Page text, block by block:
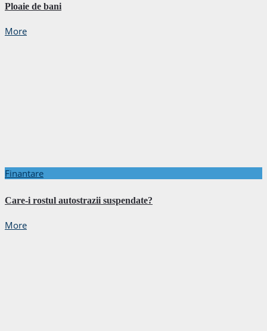
Ploaie de bani
More
Finantare
Care-i rostul autostrazii suspendate?
More